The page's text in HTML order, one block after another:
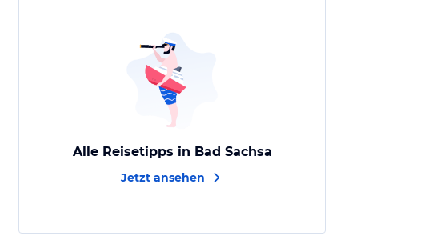
Alle Reisetipps in Bad Sachsa
Jetzt ansehen